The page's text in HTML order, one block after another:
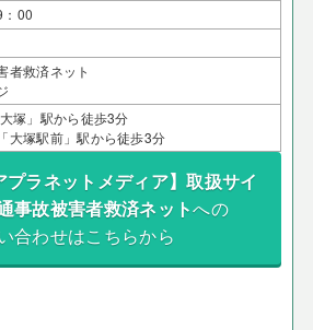
00
者救済ネット
塚」駅から徒歩3分
大塚駅前」駅から徒歩3分
プラネットメディア】取扱サイ
事故被害者救済ネットへの
合わせはこちらから